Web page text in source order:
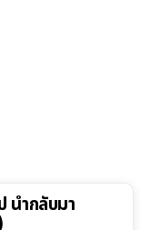
นำกลับมา